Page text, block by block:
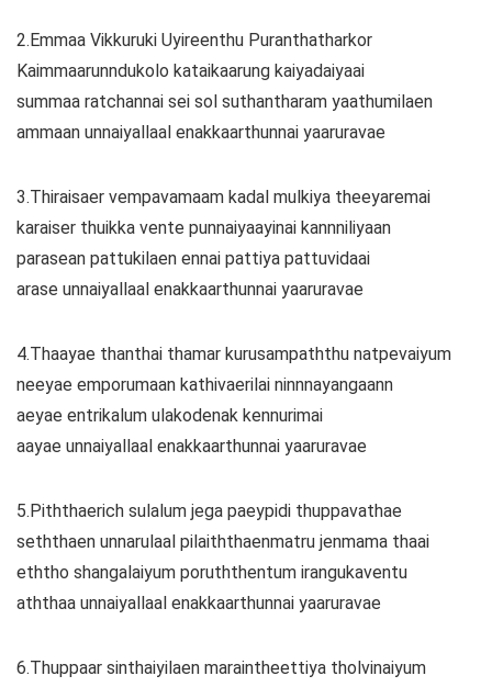
2.Emmaa Vikkuruki Uyireenthu Puranthatharkor
Kaimmaarunndukolo kataikaarung kaiyadaiyaai
summaa ratchannai sei sol suthantharam yaathumilaen
ammaan unnaiyallaal enakkaarthunnai yaaruravae
3.Thiraisaer vempavamaam kadal mulkiya theeyaremai
karaiser thuikka vente punnaiyaayinai kannniliyaan
parasean pattukilaen ennai pattiya pattuvidaai
arase unnaiyallaal enakkaarthunnai yaaruravae
4.Thaayae thanthai thamar kurusampaththu natpevaiyum
neeyae emporumaan kathivaerilai ninnnayangaann
aeyae entrikalum ulakodenak kennurimai
aayae unnaiyallaal enakkaarthunnai yaaruravae
5.Piththaerich sulalum jega paeypidi thuppavathae
seththaen unnarulaal pilaiththaenmatru jenmama thaai
eththo shangalaiyum poruththentum irangukaventu
aththaa unnaiyallaal enakkaarthunnai yaaruravae
6.Thuppaar sinthaiyilaen maraintheettiya tholvinaiyum